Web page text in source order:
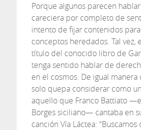
Porque algunos parecen
careciera por completo de
intento de fijar contenidos
conceptos heredados. Tal vez,
título del conocido libro de
tenga sentido hablar de
en el cosmos. De igual manera
solo quepa considerar como
aquello que Franco Battiato
Borges siciliano— cantaba en
canción Vía Láctea: